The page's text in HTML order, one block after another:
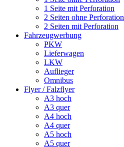
1 Seite mit Perforation
2 Seiten ohne Perforation
2 Seiten mit Perforation
Fahrzeugwerbung
PKW
Lieferwagen
LKW
Auflieger
Omnibus
Flyer / Falzflyer
A3 hoch
A3 quer
A4 hoch
A4 quer
A5 hoch
A5 quer